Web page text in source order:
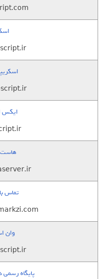
ایکس
تماس
وان
پایگاه